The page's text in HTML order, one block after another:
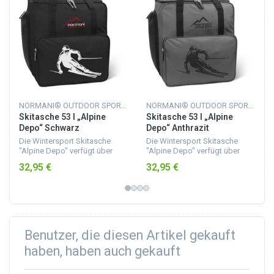
NORMANI® OUTDOOR SPORTS
Skitasche 53 l „Alpine
Depo“ Schwarz
Die Wintersport Skitasche
"Alpine Depo" verfügt über
Innenaufteilung, sodass die
32,95 €
NORMANI® OUTDOOR SPORTS
Skitasche 53 l „Alpine
Depo“ Anthrazit
Die Wintersport Skitasche
"Alpine Depo" verfügt über
Innenaufteilung, sodass die
Kontakt mit anderen
32,95 €
Benutzer, die diesen Artikel gekauft
haben, haben auch gekauft